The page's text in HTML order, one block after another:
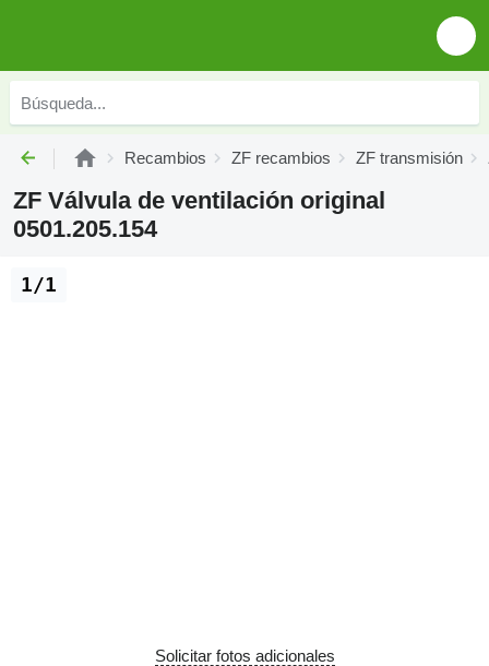
Recambios ZF recambios ZF transmisión
ZF Válvula de ventilación original
0501.205.154
1/1
Solicitar fotos adicionales